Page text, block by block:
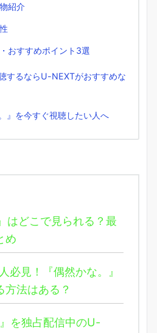
紹介
おすすめポイント3選
するならU-NEXTがおすすめな
』を今すぐ視聴したい人へ
はどこで見られる？最
め
必見！『偶然かな。』
方法はある？
を独占配信中のU-